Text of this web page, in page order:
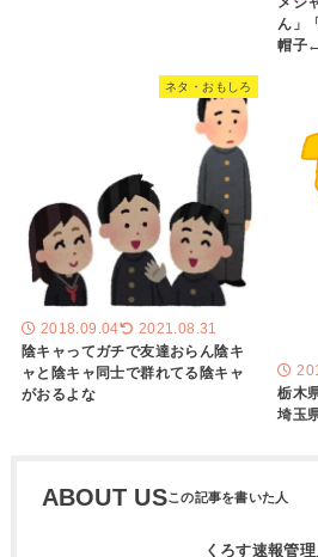
ん」
帽子
ネタ・おもしろ
2018.09.04 2021.08.31
陰キャってガチで友達おらん陰キ
ャと陰キャ同士で群れてる陰キャ
がおるよな
栃木
埼玉
ABOUT US
くろす速報管理